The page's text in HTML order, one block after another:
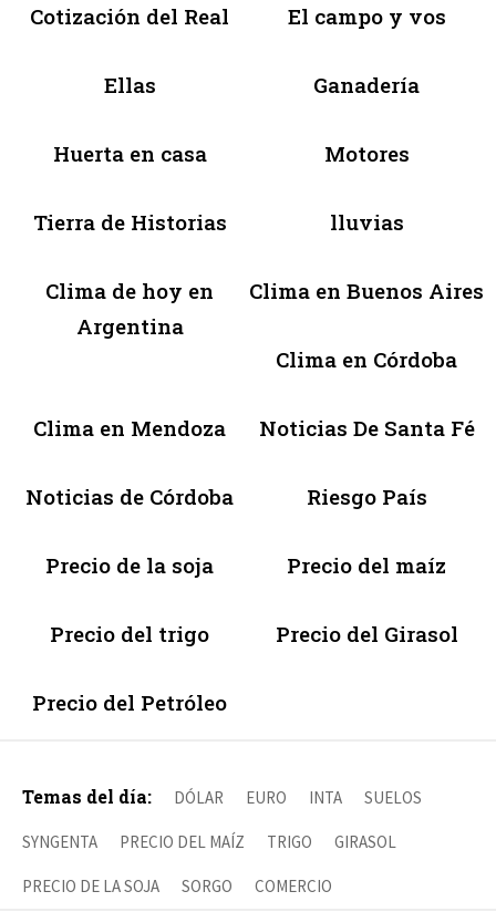
Cotización del Real El campo y vos
Ellas Ganadería
Huerta en casa Motores
Tierra de Historias lluvias
Clima de hoy en
Argentina
Clima en Buenos Aires
Clima en Córdoba
Clima en Mendoza Noticias De Santa Fé
Noticias de Córdoba Riesgo País
Precio de la soja Precio del maíz
Precio del trigo Precio del Girasol
Precio del Petróleo
Temas del día: DÓLAR EURO INTA SUELOS
SYNGENTA PRECIO DEL MAÍZ TRIGO GIRASOL
PRECIO DE LA SOJA SORGO COMERCIO